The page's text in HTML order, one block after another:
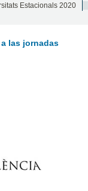
Estacionals 2020
las jornadas